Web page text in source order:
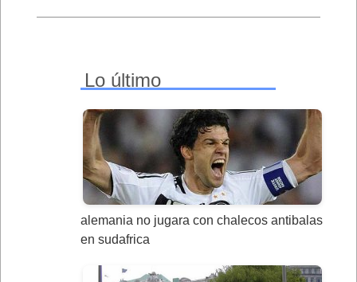
Lo último
alemania no jugara con chalecos antibalas
en sudafrica